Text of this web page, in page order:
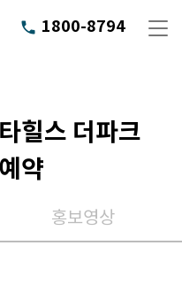
phone 1800-8794
힐스 더파크
약
홍보영상